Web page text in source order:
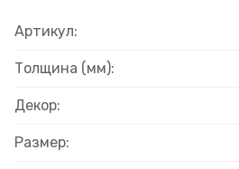
Артикул:
Толщина (мм):
Декор:
Размер: